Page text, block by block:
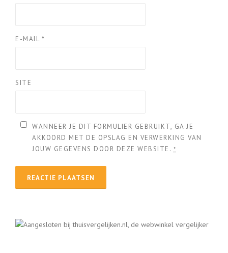
E-MAIL *
SITE
WANNEER JE DIT FORMULIER GEBRUIKT, GA JE
AKKOORD MET DE OPSLAG EN VERWERKING VAN
JOUW GEGEVENS DOOR DEZE WEBSITE. *